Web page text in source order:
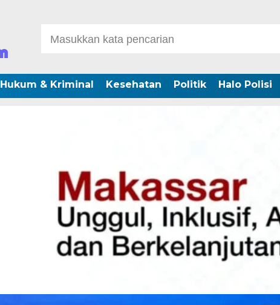
Hukum & Kriminal Kesehatan Politik Halo Polisi